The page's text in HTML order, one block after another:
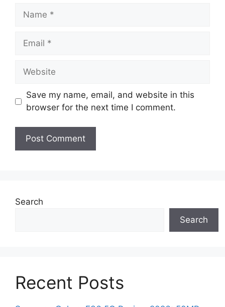
Name
Email
Website
Save my name, email, and website in this
browser for the next time I comment.
Search
Search
Recent Posts